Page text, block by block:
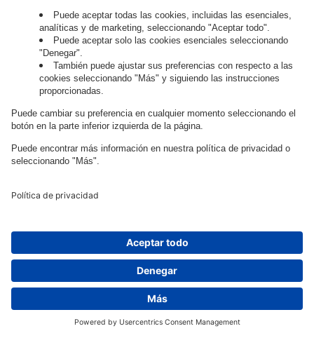
creación de software y la confidencialidad de la
información confidencial (artículo 6, apartado 1,
letra f) del RGPD).
El Responsable del tratamiento procesa las
grabaciones de imágenes durante un periodo no
superior a: intive GmbH spółka z ograniczoną
odpowiedzialnością oddział w Polsce - 3 meses,
intive GmbH - 72 horas, intive Ltd. e intive SRL - 1
mes, a partir de la fecha de su creación. Una vez
transcurrido el plazo mencionado en la frase
salvo que la ley disponga lo contrario, o podrán
plazos, se presente una objeción contra el
tratamiento que el responsable del tratamiento
El suministro de sus datos personales es voluntario,
pero necesario para la estancia en los locales del
responsable del tratamiento, lo que dará lugar a la